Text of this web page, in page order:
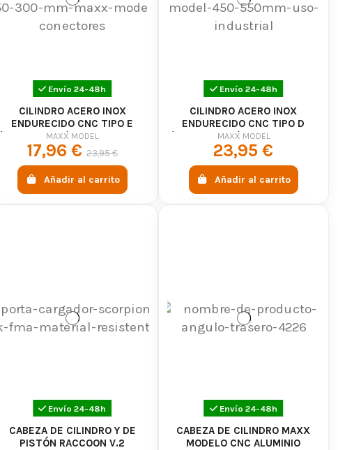
Envío 24-48h
CILINDRO ACERO INOX
ENDURECIDO CNC TIPO E
(200-250 MM) - MAXX MODEL
MAXX MODEL
17,96 €23,95 €
Añadir al carrito
Envío 24-48h
CILINDRO ACERO INOX
ENDURECIDO CNC TIPO D
(250-300 MM) - MAXX MODEL
MAXX MODEL
23,95 €
Añadir al carrito
Envío 24-48h
CABEZA DE CILINDRO Y DE
PISTÓN RACCOON V.2
Envío 24-48h
CABEZA DE CILINDRO MAXX
MODELO CNC ALUMINIO